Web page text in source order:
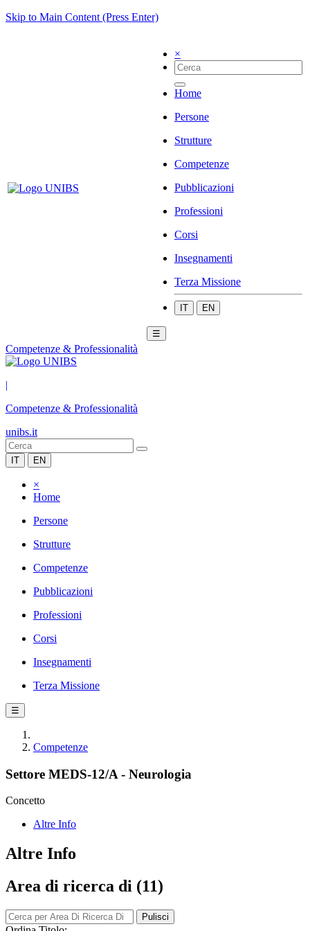
Skip to Main Content (Press Enter)
×
Home
Persone
Strutture
Competenze
Pubblicazioni
Professioni
Corsi
Insegnamenti
Terza Missione
IT EN
☰
Competenze & Professionalità
|
Competenze & Professionalità
unibs.it
IT EN
×
Home
Persone
Strutture
Competenze
Pubblicazioni
Professioni
Corsi
Insegnamenti
Terza Missione
☰
Competenze
Settore MEDS-12/A - Neurologia
Concetto
Altre Info
Altre Info
Area di ricerca di (11)
Pulisci